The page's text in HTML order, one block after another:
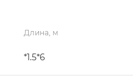
Длина, м
*1.5*6